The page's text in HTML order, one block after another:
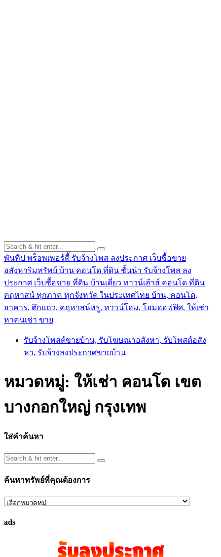
พันทิป พร็อพเพอร์ตี้ รับจ้างโพส ลงประกาศ เว็บซื้อขาย
อสังหาริมทรัพย์ บ้าน คอนโด ที่ดิน ชั้นนำ รับจ้างโพส ลง
ประกาศ เว็บซื้อขาย ที่ดิน บ้านเดี่ยว ทาวน์เฮ้าส์ คอนโด ที่ดิน
คฤหาสน์ ทุกภาค ทุกจังหวัด ในประเทศไทย บ้าน, คอนโด,
อาคาร, ตึกแถว, คฤหาสน์หรู, ทาวน์โฮม, โฮมออฟฟิศ, ให้เช่า
หาคนเช่า ขาย
รับจ้างโพสต์ขายบ้าน, รับโฆษณาอสังหา, รับโพสต์อสัง
หา, รับจ้างลงประกาศขายบ้าน
หมวดหมู่: ให้เช่า คอนโด เขต
บางกอกใหญ่ กรุงเทพ
ใส่คำค้นหา
ค้นหาทรัพย์ที่คุณต้องการ
ค้นหา
ที่
ads